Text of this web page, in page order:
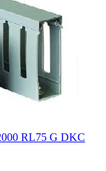
RL75 G DKC